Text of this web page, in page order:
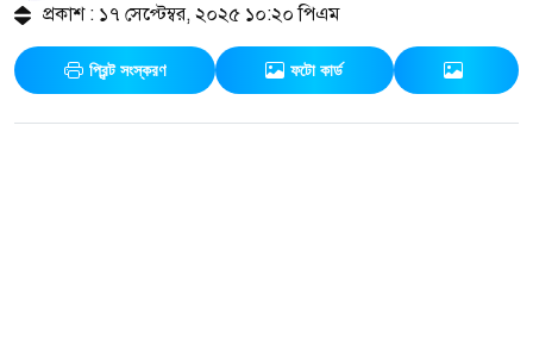
প্রকাশ : ১৭ সেপ্টেম্বর, ২০২৫ ১০:২০ পিএম
প্রিন্ট সংস্করণ ফটো কার্ড